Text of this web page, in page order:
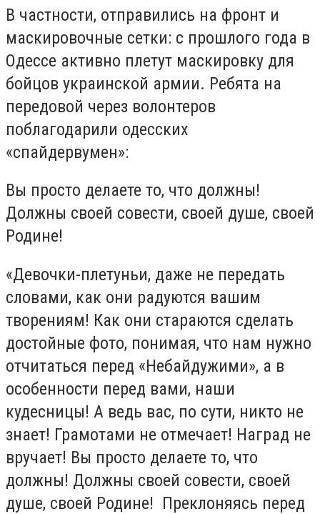
В частности, отправились на фронт и
маскировочные сетки: с прошлого года в
Одессе активно плетут маскировку для
бойцов украинской армии. Ребята на
передовой через волонтеров
поблагодарили одесских
«спайдервумен»:
Вы просто делаете то, что должны!
Должны своей совести, своей душе, своей
Родине!
«Девочки-плетуньи, даже не передать
словами, как они радуются вашим
творениям! Как они стараются сделать
достойные фото, понимая, что нам нужно
отчитаться перед «Небайдужими», а в
особенности перед вами, наши
кудесницы! А ведь вас, по сути, никто не
знает! Грамотами не отмечает! Наград не
вручает! Вы просто делаете то, что
должны! Должны своей совести, своей
душе, своей Родине! Преклоняясь перед